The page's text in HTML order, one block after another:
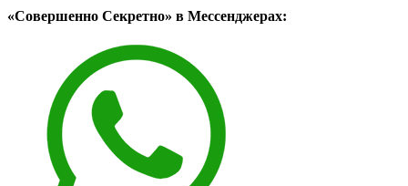
«Совершенно Секретно» в Мессенджерах: